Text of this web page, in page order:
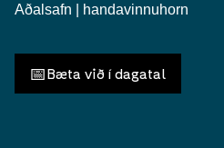
Aðalsafn | handavinnuhorn
📅Bæta við í dagatal